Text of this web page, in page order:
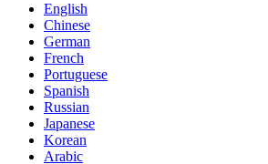
English
Chinese
German
French
Portuguese
Spanish
Russian
Japanese
Korean
Arabic